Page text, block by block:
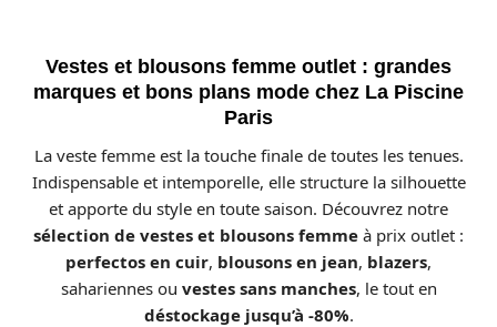
Vestes et blousons femme outlet : grandes
marques et bons plans mode chez La Piscine
Paris
La veste femme est la touche finale de toutes les tenues.
Indispensable et intemporelle, elle structure la silhouette
et apporte du style en toute saison. Découvrez notre
sélection de vestes et blousons femme à prix outlet :
perfectos en cuir, blousons en jean, blazers,
sahariennes ou vestes sans manches, le tout en
déstockage jusqu’à -80%.